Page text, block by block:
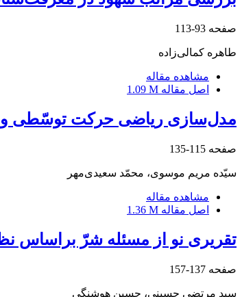
صفحه 93-113
طاهره کمالی‌زاده
مشاهده مقاله
اصل مقاله 1.09 M
مدل‌سازی ریاضی حرکت توسّطی
صفحه 115-135
سیّده مریم موسوی، محمّد سعیدی‌مهر
مشاهده مقاله
اصل مقاله 1.36 M
تقریری نو از مسئله شرّ براساس
صفحه 137-157
سید مرتضی حسینی، حسین هوشنگی